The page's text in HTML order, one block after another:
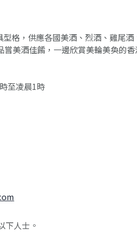
格，供應各國美酒、烈酒、雞尾
美酒佳餚，一邊欣賞美輪美奐的
至凌晨1時
下人士。